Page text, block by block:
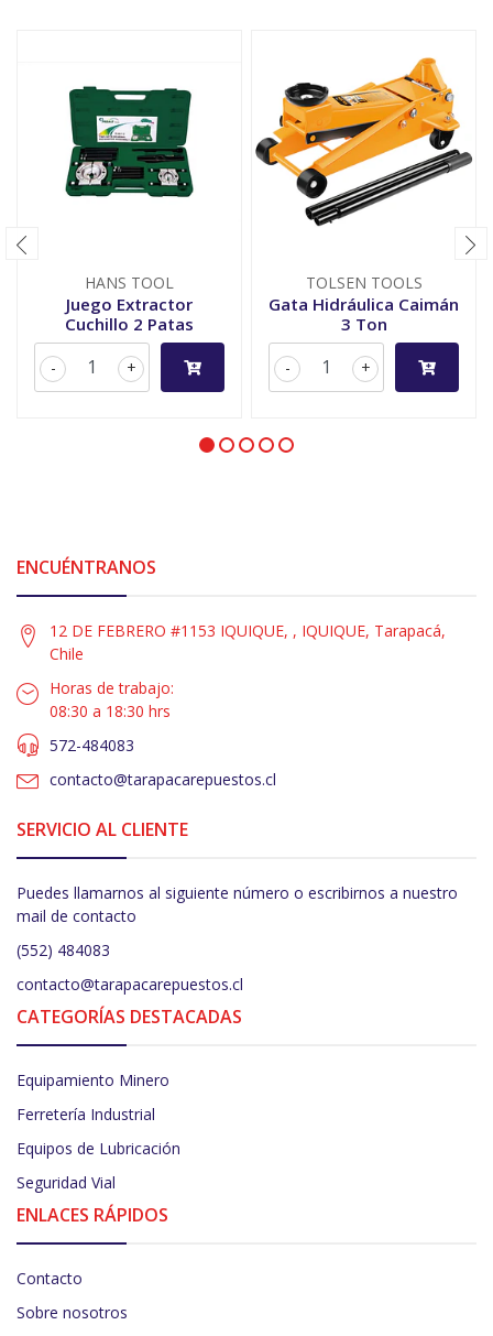
HANS TOOL
Juego Extractor
Cuchillo 2 Patas
+
-
TOLSEN TOOLS
Gata Hidráulica Caimán
3 Ton
+
-
ENCUÉNTRANOS
12 DE FEBRERO #1153 IQUIQUE, , IQUIQUE, Tarapacá,
Chile
Horas de trabajo:
08:30 a 18:30 hrs
572-484083
contacto@tarapacarepuestos.cl
SERVICIO AL CLIENTE
Puedes llamarnos al siguiente número o escribirnos a nuestro
mail de contacto
(552) 484083
contacto@tarapacarepuestos.cl
CATEGORÍAS DESTACADAS
Equipamiento Minero
Ferretería Industrial
Equipos de Lubricación
Seguridad Vial
ENLACES RÁPIDOS
Contacto
Sobre nosotros